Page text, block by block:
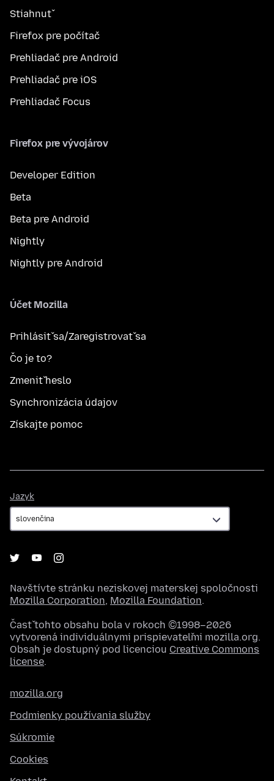
Stiahnuť
Firefox pre počítač
Prehliadač pre Android
Prehliadač pre iOS
Prehliadač Focus
Firefox pre vývojárov
Developer Edition
Beta
Beta pre Android
Nightly
Nightly pre Android
Účet Mozilla
Prihlásiť sa/Zaregistrovať sa
Čo je to?
Zmeniť heslo
Synchronizácia údajov
Získajte pomoc
Jazyk
Navštívte stránku neziskovej materskej spoločnosti
Mozilla Corporation, Mozilla Foundation.
Časť tohto obsahu bola v rokoch ©1998–2026
vytvorená individuálnymi prispievateľmi mozilla.org.
Obsah je dostupný pod licenciou Creative Commons
license.
mozilla.org
Podmienky používania služby
Súkromie
Cookies